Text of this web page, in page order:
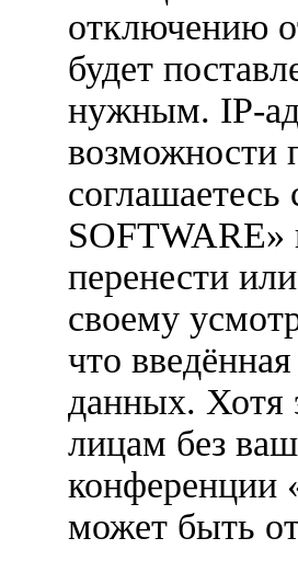
отключению
будет
нужным. IP-
возможности
SOFTWARE»
перенести
своему
что
данных. Хотя
лицам без
конференции
может быть